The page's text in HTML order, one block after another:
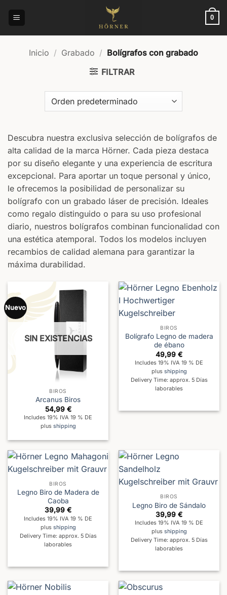
0
Inicio / Grabado / Bolígrafos con grabado
FILTRAR
Descubra nuestra exclusiva selección de bolígrafos de
alta calidad de la marca Hörner. Cada pieza destaca
por su diseño elegante y una experiencia de escritura
excepcional. Para aportar un toque personal y único,
le ofrecemos la posibilidad de personalizar su
bolígrafo con un grabado láser de precisión. Ideales
como regalo distinguido o para su uso profesional
diario, nuestros bolígrafos combinan funcionalidad con
una estética atemporal. Todos los modelos incluyen
recambios de calidad alemana para garantizar la
máxima durabilidad.
Nuevo
SIN EXISTENCIAS
BIROS
Arcanus Biros
54,99 €
Includes 19% IVA 19 % DE
plus shipping
BIROS
Bolígrafo Legno de madera
de ébano
49,99 €
Includes 19% IVA 19 % DE
plus shipping
Delivery Time: approx. 5 Días
laborables
BIROS
Legno Biro de Madera de
Caoba
39,99 €
Includes 19% IVA 19 % DE
plus shipping
Delivery Time: approx. 5 Días
laborables
BIROS
Legno Biro de Sándalo
39,99 €
Includes 19% IVA 19 % DE
plus shipping
Delivery Time: approx. 5 Días
laborables